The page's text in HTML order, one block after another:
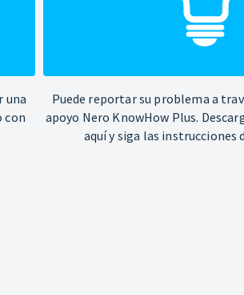
una
con
Puede reportar su problema a
apoyo Nero KnowHow Plus.
aquí y siga las instrucciones